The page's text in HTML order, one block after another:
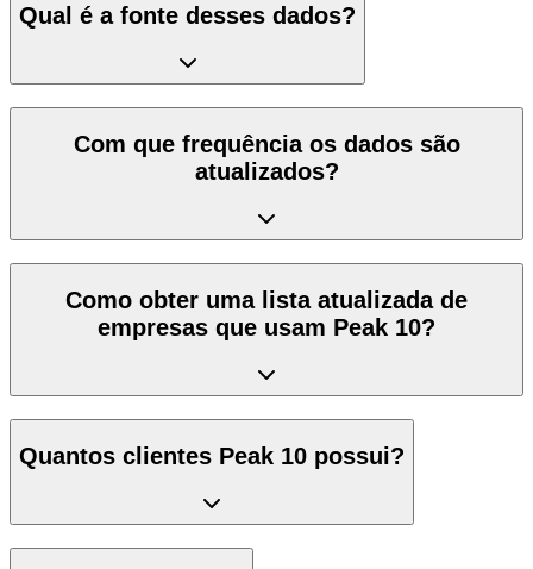
Qual é a fonte desses dados?
Com que frequência os dados são
atualizados?
Como obter uma lista atualizada de
empresas que usam Peak 10?
Quantos clientes Peak 10 possui?